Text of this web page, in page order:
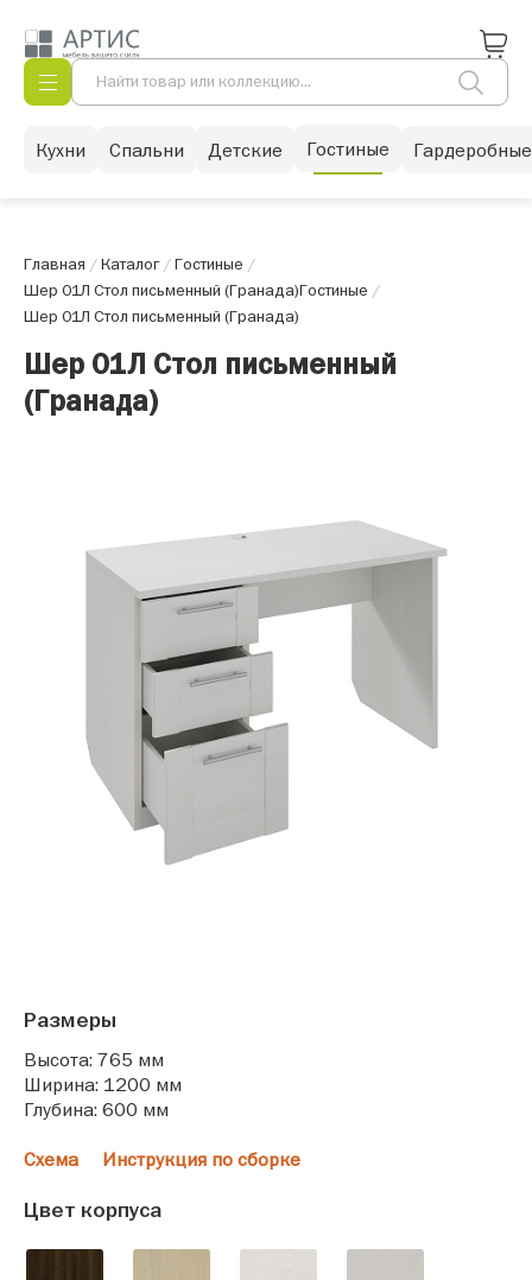
Кухни Спальни Детские Гостиные Гардеробные
Главная /Каталог/Гостиные /
Шер 01Л Стол письменный (Гранада)Гостиные /
Шер 01Л Стол письменный (Гранада)
Шер 01Л Стол письменный
(Гранада)
Размеры
Высота: 765 мм
Ширина: 1200 мм
Глубина: 600 мм
Схема Инструкция по сборке
Цвет корпуса